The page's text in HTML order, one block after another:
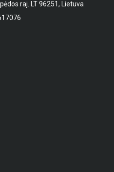
raj. LT 96251, Lietuva